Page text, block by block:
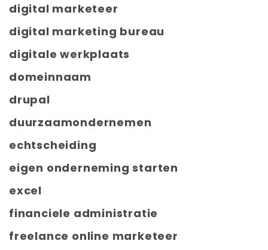
digital marketeer
digital marketing bureau
digitale werkplaats
domeinnaam
drupal
duurzaamondernemen
echtscheiding
eigen onderneming starten
excel
financiele administratie
freelance online marketeer